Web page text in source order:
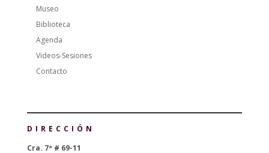
Museo
Biblioteca
Agenda
Videos-Sesiones
Contacto
DIRECCIÓN
Cra. 7ª # 69-11